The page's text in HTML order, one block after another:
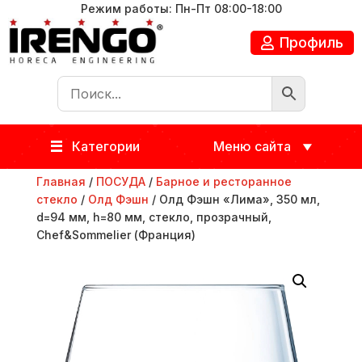
Режим работы: Пн-Пт 08:00-18:00
Профиль
Категории Меню сайта
Главная / ПОСУДА/ Барное и ресторанное
стекло / Олд Фэшн / Олд Фэшн «Лима», 350 мл,
d=94 мм, h=80 мм, стекло, прозрачный,
Chef&Sommelier (Франция)